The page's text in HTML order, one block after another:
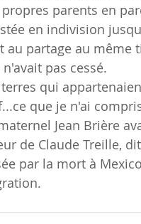
parents en
en indivision
au partage au même
pas cessé.
qui
que je n'ai
Jean Brière
de Claude Treille,
par la mort à